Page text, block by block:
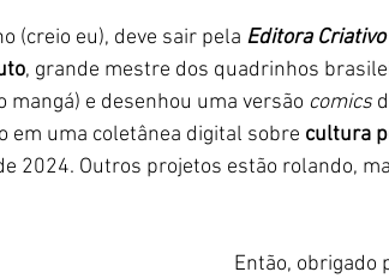
(creio eu), deve sair pela Editora Criativo
, grande mestre dos quadrinhos
e desenhou uma versão comics
em uma coletânea digital sobre cultura
2024. Outros projetos estão rolando,
Então, obrigado